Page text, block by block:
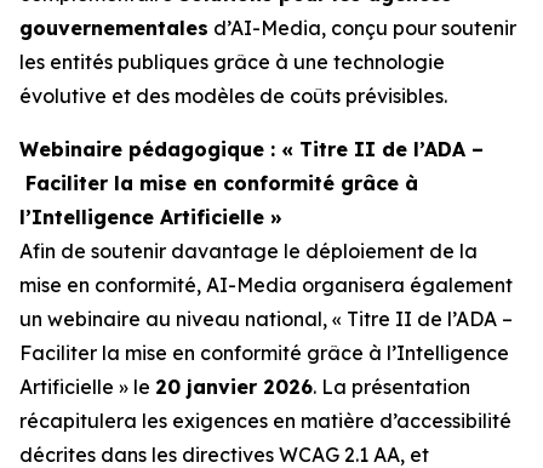
gouvernementales d’AI-Media, conçu pour soutenir
les entités publiques grâce à une technologie
évolutive et des modèles de coûts prévisibles.
Webinaire pédagogique : « Titre II de l’ADA –
Faciliter la mise en conformité grâce à
l’Intelligence Artificielle »
Afin de soutenir davantage le déploiement de la
mise en conformité, AI-Media organisera également
un webinaire au niveau national, « Titre II de l’ADA –
Faciliter la mise en conformité grâce à l’Intelligence
Artificielle » le 20 janvier 2026. La présentation
récapitulera les exigences en matière d’accessibilité
décrites dans les directives WCAG 2.1 AA, et